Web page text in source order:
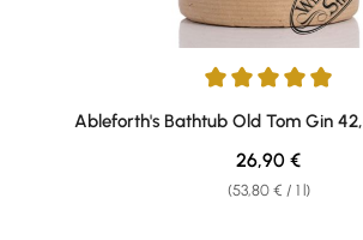
Average rating of 4.92 out of 5 stars
Ableforth's Bathtub Old Tom Gin
(53,80 € / 1 l)
Regular price:
26,90 €